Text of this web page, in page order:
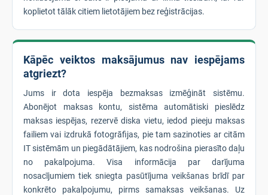
koplietot tālāk citiem lietotājiem bez reģistrācijas.
Kāpēc veiktos maksājumus nav iespējams
atgriezt?
Jums ir dota iespēja bezmaksas izmēģināt sistēmu.
Abonējot maksas kontu, sistēma automātiski pieslēdz
maksas iespējas, rezervē diska vietu, iedod pieeju maksas
failiem vai izdrukā fotogrāfijas, pie tam sazinoties ar citām
IT sistēmām un piegādātājiem, kas nodrošina pierasīto daļu
no pakalpojuma. Visa informācija par darījuma
nosacījumiem tiek sniegta pasūtījuma veikšanas brīdī par
konkrēto pakalpojumu, pirms samaksas veikšanas. Uz